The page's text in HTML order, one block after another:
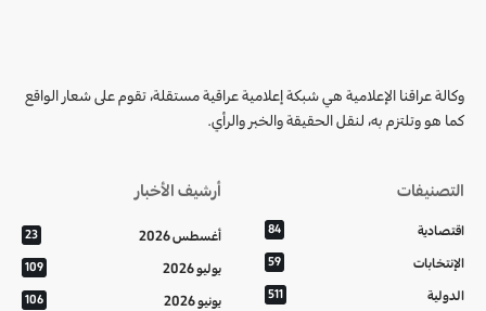
وكالة عراقنا الإعلامية هي شبكة إعلامية عراقية مستقلة، تقوم على شعار الواقع
كما هو وتلتزم به، لنقل الحقيقة والخبر والرأي.
التصنيفات
اقتصادية 84
الإنتخابات 59
الدولية 511
أرشيف الأخبار
أغسطس 2026 23
يوليو 2026 109
يونيو 2026 106